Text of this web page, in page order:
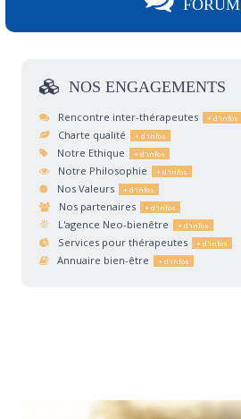
FORUM
NOS ENGAGEMENTS
Rencontre inter-thérapeutes
Charte qualité
Notre Ethique
Notre Philosophie
Nos Valeurs
Nos partenaires
L'agence Neo-bienêtre
Services pour thérapeutes
Annuaire bien-être